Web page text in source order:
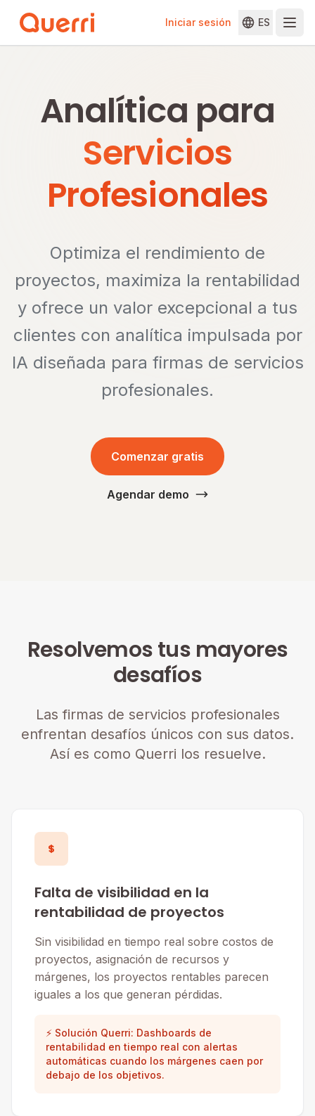
Iniciar sesión ES
Analítica para
Servicios
Profesionales
Optimiza el rendimiento de
proyectos, maximiza la rentabilidad
y ofrece un valor excepcional a tus
clientes con analítica impulsada por
IA diseñada para firmas de servicios
profesionales.
Comenzar gratis
Agendar demo
Resolvemos tus mayores
desafíos
Las firmas de servicios profesionales
enfrentan desafíos únicos con sus datos.
Así es como Querri los resuelve.
Falta de visibilidad en la
rentabilidad de proyectos
Sin visibilidad en tiempo real sobre costos de
proyectos, asignación de recursos y
márgenes, los proyectos rentables parecen
iguales a los que generan pérdidas.
⚡ Solución Querri: Dashboards de
rentabilidad en tiempo real con alertas
automáticas cuando los márgenes caen por
debajo de los objetivos.